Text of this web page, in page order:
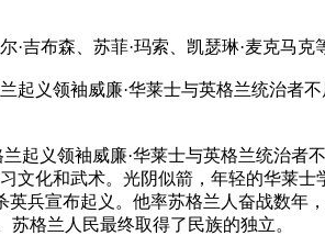
吉布森、苏菲·玛索、凯瑟琳·麦克马克
义领袖威廉·华莱士与英格兰统治者
义领袖威廉·华莱士与英格兰统治者
文化和武术。光阴似箭，年轻的华莱
兵宣布起义。他率苏格兰人奋战数年
格兰人民最终取得了民族的独立。